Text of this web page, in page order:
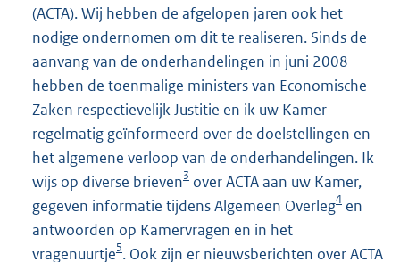
(ACTA). Wij hebben de afgelopen jaren ook het
nodige ondernomen om dit te realiseren. Sinds de
aanvang van de onderhandelingen in juni 2008
hebben de toenmalige ministers van Economische
Zaken respectievelijk Justitie en ik uw Kamer
regelmatig geïnformeerd over de doelstellingen en
het algemene verloop van de onderhandelingen. Ik
wijs op diverse brieven3 over ACTA aan uw Kamer,
gegeven informatie tijdens Algemeen Overleg4 en
antwoorden op Kamervragen en in het
vragenuurtje5. Ook zijn er nieuwsberichten over ACTA